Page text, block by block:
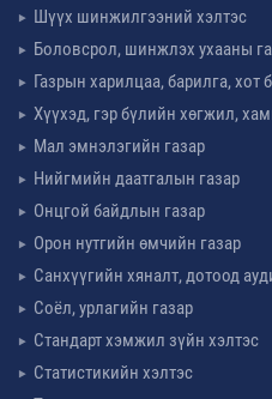
Шүүх шинжилгээний хэлтэс
Боловсрол, шинжлэх ухааны
Газрын харилцаа, барилга, хот
Хүүхэд, гэр бүлийн хөгжил,
Мал эмнэлэгийн газар
Нийгмийн даатгалын газар
Онцгой байдлын газар
Орон нутгийн өмчийн газар
Санхүүгийн хяналт, дотоод
Соёл, урлагийн газар
Стандарт хэмжил зүйн хэлтэс
Статистикийн хэлтэс